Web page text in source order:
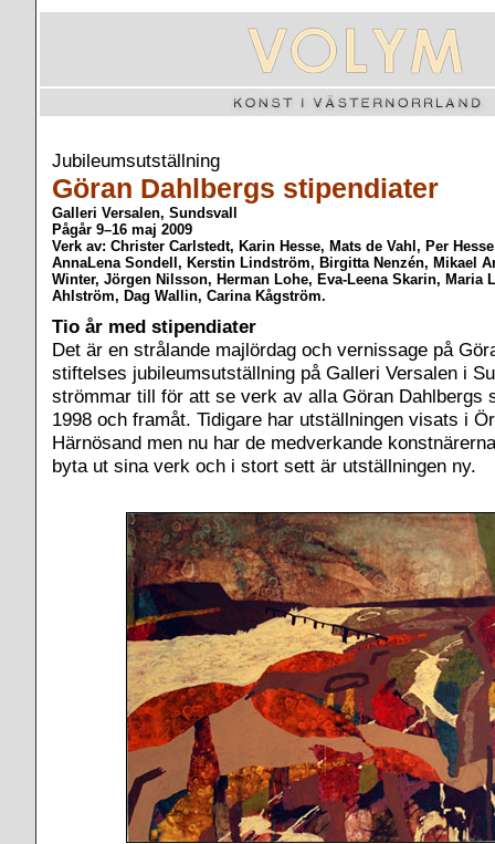
Jubileumsutställning
Göran Dahlbergs stipendiater
Galleri Versalen, Sundsvall
Pågår 9–16 maj 2009
Verk av: Christer Carlstedt, Karin Hesse, Mats de Vahl, Per
AnnaLena Sondell, Kerstin Lindström, Birgitta Nenzén, Mikael
Winter, Jörgen Nilsson, Herman Lohe, Eva-Leena Skarin, Maria
Ahlström, Dag Wallin, Carina Kågström.
Tio år med stipendiater
Det är en strålande majlördag och vernissage på
stiftelses jubileumsutställning på Galleri Versalen i
strömmar till för att se verk av alla Göran Dahlbergs
1998 och framåt. Tidigare har utställningen visats i
Härnösand men nu har de medverkande
byta ut sina verk och i stort sett är utställningen ny.